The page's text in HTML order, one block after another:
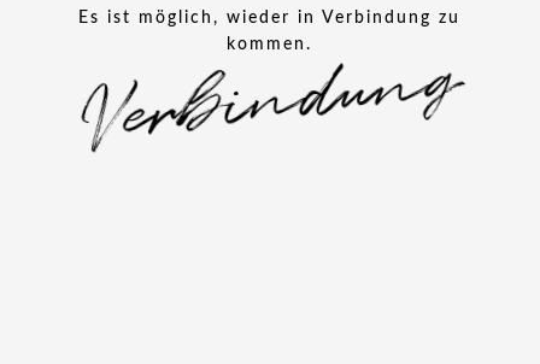
Es ist möglich, wieder in Verbindung zu
kommen.
Verbindung